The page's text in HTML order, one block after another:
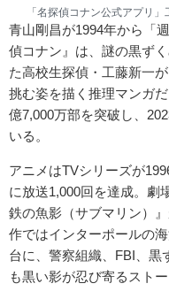
「名探偵コナン公式アプリ
青山剛昌が1994年から「
偵コナン』は、謎の黒ず
た高校生探偵・工藤新一
挑む姿を描く推理マンガ
億7,000万部を突破し、
いる。
アニメはTVシリーズが
に放送1,000回を達成。劇
鉄の魚影（サブマリン）
作ではインターポールの
台に、警察組織、FBI、黒
も黒い影が忍び寄るスト